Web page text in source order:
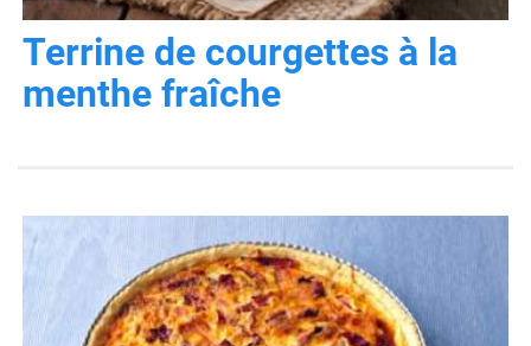
Terrine de courgettes à la
menthe fraîche